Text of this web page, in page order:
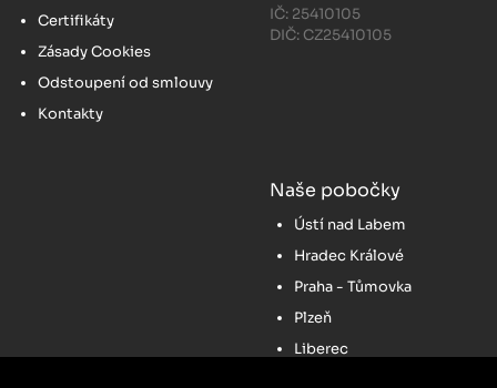
Certifikáty
Zásady Cookies
Odstoupení od smlouvy
Kontakty
IČ: 25410105
DIČ: CZ25410105
Naše pobočky
Ústí nad Labem
Hradec Králové
Praha - Tůmovka
Plzeň
Liberec